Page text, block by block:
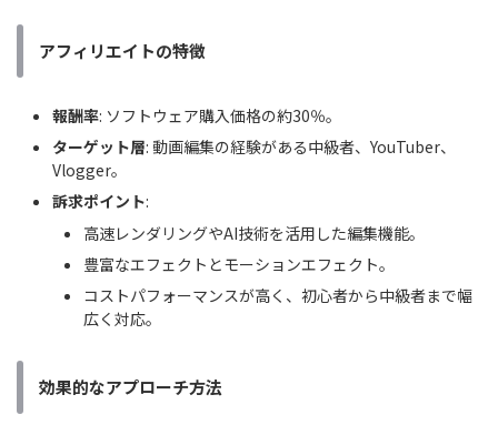
アフィリエイトの特徴
報酬率: ソフトウェア購入価格の約30％。
ターゲット層: 動画編集の経験がある中級者、YouTuber、
Vlogger。
訴求ポイント:
高速レンダリングやAI技術を活用した編集機能。
豊富なエフェクトとモーションエフェクト。
コストパフォーマンスが高く、初心者から中級者まで幅
広く対応。
効果的なアプローチ方法